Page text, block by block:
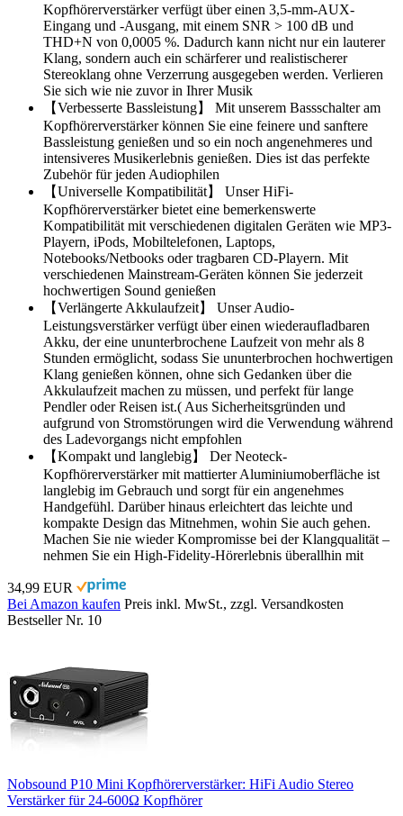
Kopfhörerverstärker verfügt über einen 3,5-mm-AUX-
Eingang und -Ausgang, mit einem SNR > 100 dB und
THD+N von 0,0005 %. Dadurch kann nicht nur ein lauterer
Klang, sondern auch ein schärferer und realistischerer
Stereoklang ohne Verzerrung ausgegeben werden. Verlieren
Sie sich wie nie zuvor in Ihrer Musik
【Verbesserte Bassleistung】 Mit unserem Bassschalter am
Kopfhörerverstärker können Sie eine feinere und sanftere
Bassleistung genießen und so ein noch angenehmeres und
intensiveres Musikerlebnis genießen. Dies ist das perfekte
Zubehör für jeden Audiophilen
【Universelle Kompatibilität】 Unser HiFi-
Kopfhörerverstärker bietet eine bemerkenswerte
Kompatibilität mit verschiedenen digitalen Geräten wie MP3-
Playern, iPods, Mobiltelefonen, Laptops,
Notebooks/Netbooks oder tragbaren CD-Playern. Mit
verschiedenen Mainstream-Geräten können Sie jederzeit
hochwertigen Sound genießen
【Verlängerte Akkulaufzeit】 Unser Audio-
Leistungsverstärker verfügt über einen wiederaufladbaren
Akku, der eine ununterbrochene Laufzeit von mehr als 8
Stunden ermöglicht, sodass Sie ununterbrochen hochwertigen
Klang genießen können, ohne sich Gedanken über die
Akkulaufzeit machen zu müssen, und perfekt für lange
Pendler oder Reisen ist.( Aus Sicherheitsgründen und
aufgrund von Stromstörungen wird die Verwendung während
des Ladevorgangs nicht empfohlen
【Kompakt und langlebig】 Der Neoteck-
Kopfhörerverstärker mit mattierter Aluminiumoberfläche ist
langlebig im Gebrauch und sorgt für ein angenehmes
Handgefühl. Darüber hinaus erleichtert das leichte und
kompakte Design das Mitnehmen, wohin Sie auch gehen.
Machen Sie nie wieder Kompromisse bei der Klangqualität –
nehmen Sie ein High-Fidelity-Hörerlebnis überallhin mit
34,99 EUR
Bei Amazon kaufen Preis inkl. MwSt., zzgl. Versandkosten
Bestseller Nr. 10
Nobsound P10 Mini Kopfhörerverstärker: HiFi Audio Stereo
Verstärker für 24-600Ω Kopfhörer